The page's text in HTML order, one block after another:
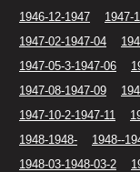
1946-12-1947
1947-
1947-02-1947-04
1947-05-3-1947-06
1947-08-1947-09
1947-10-2-1947-11
1948-1948-
1948--
1948-03-1948-03-2